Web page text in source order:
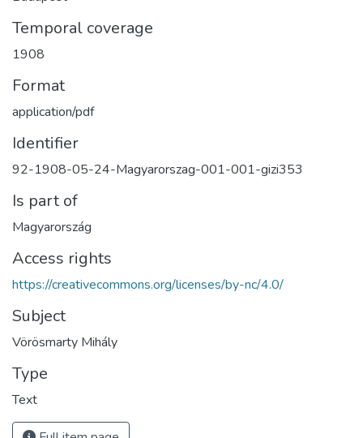
Temporal coverage
1908
Format
application/pdf
Identifier
92-1908-05-24-Magyarorszag-001-001-gizi353
Is part of
Magyarország
Access rights
https://creativecommons.org/licenses/by-nc/4.0/
Subject
Vörösmarty Mihály
Type
Text